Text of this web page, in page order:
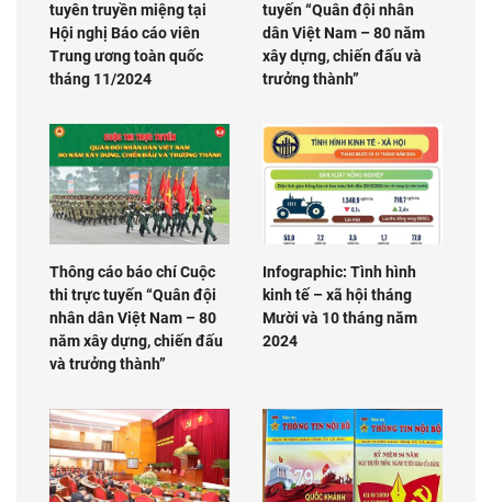
tuyên truyền miệng tại
Hội nghị Báo cáo viên
Trung ương toàn quốc
tháng 11/2024
tuyến “Quân đội nhân
dân Việt Nam – 80 năm
xây dựng, chiến đấu và
trưởng thành”
Thông cáo báo chí Cuộc
thi trực tuyến “Quân đội
nhân dân Việt Nam – 80
năm xây dựng, chiến đấu
và trưởng thành”
Infographic: Tình hình
kinh tế – xã hội tháng
Mười và 10 tháng năm
2024